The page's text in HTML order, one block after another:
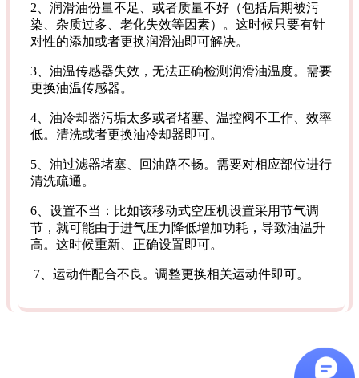
2、润滑油份量不足、或者质量不好（包括后期被污
染、杂质过多、老化失效等因素）。这时候只要有针
对性的添加或者更换润滑油即可解决。
3、油温传感器失效，无法正确检测润滑油温度。需要
更换油温传感器。
4、油冷却器污垢太多或者堵塞、温控阀不工作、效率
低。清洗或者更换油冷却器即可。
5、油过滤器堵塞、回油路不畅。需要对相应部位进行
清洗疏通。
6、设置不当：比如该移动式空压机设置采用节气调
节，就可能由于进气压力降低增加功耗，导致油温升
高。这时候重新、正确设置即可。
7、运动件配合不良。调整更换相关运动件即可。